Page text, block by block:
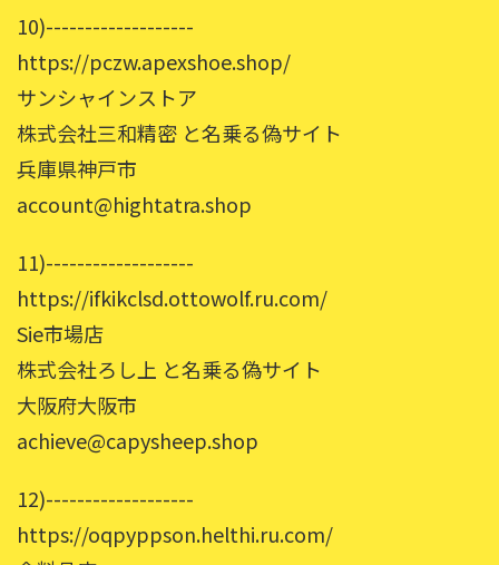
10)-------------------
https://pczw.apexshoe.shop/
サンシャインストア
株式会社三和精密 と名乗る偽サイト
兵庫県神戸市
account@hightatra.shop
11)-------------------
https://ifkikclsd.ottowolf.ru.com/
Sie市場店
株式会社ろし上 と名乗る偽サイト
大阪府大阪市
achieve@capysheep.shop
12)-------------------
https://oqpyppson.helthi.ru.com/